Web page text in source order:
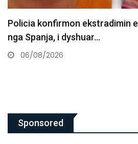
Policia konfirmon ekstradimin
nga Spanja, i dyshuar…
06/08/2026
Sponsored